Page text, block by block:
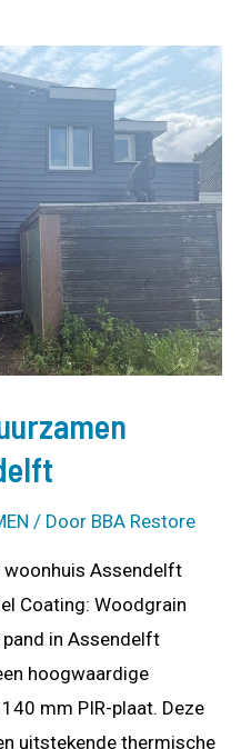
/ Door BBA Restore
woonhuis Assendelft
Coating: Woodgrain
in Assendelft
hoogwaardige
mm PIR-plaat. Deze
uitstekende thermische